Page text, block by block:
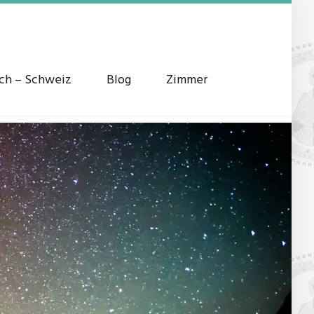
– Schweiz Blog Zimmer